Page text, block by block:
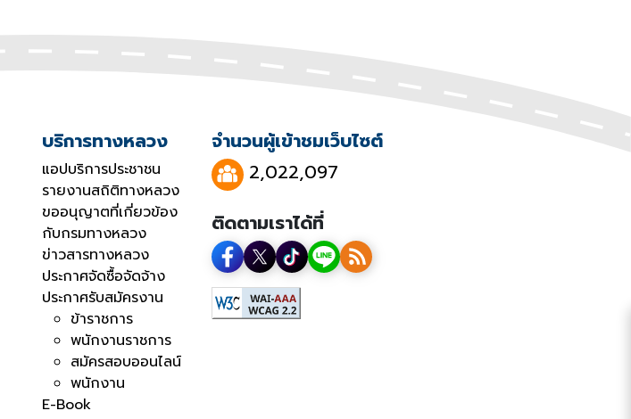
บริการทางหลวง
แอปบริการประชาชน
รายงานสถิติทางหลวง
ขออนุญาตที่เกี่ยวข้อง
กับกรมทางหลวง
ข่าวสารทางหลวง
ประกาศจัดซื้อจัดจ้าง
ประกาศรับสมัครงาน
ข้าราชการ
พนักงานราชการ
สมัครสอบออนไลน์
พนักงาน
E-Book
จำนวนผู้เข้าชมเว็บไซต์
2,022,097
ติดตามเราได้ที่